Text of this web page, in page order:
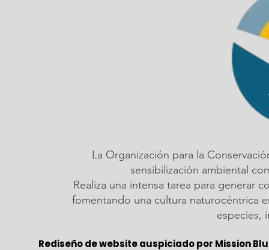
La Organización para la
sensibilización ambiental
Realiza una intensa tarea para generar
fomentando una cultura naturocéntrica
especies,
Rediseño de website auspiciado por Mission